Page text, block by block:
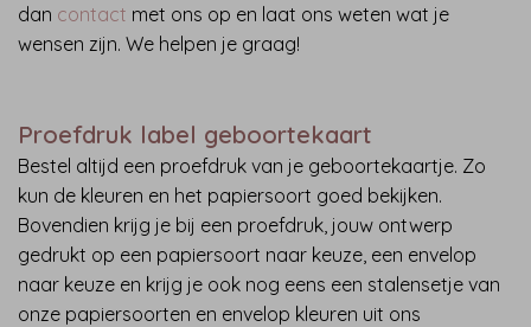
dan contact met ons op en laat ons weten wat je
wensen zijn. We helpen je graag!
Proefdruk label geboortekaart
Bestel altijd een proefdruk van je geboortekaartje. Zo
kun de kleuren en het papiersoort goed bekijken.
Bovendien krijg je bij een proefdruk, jouw ontwerp
gedrukt op een papiersoort naar keuze, een envelop
naar keuze en krijg je ook nog eens een stalensetje van
onze papiersoorten en envelop kleuren uit ons